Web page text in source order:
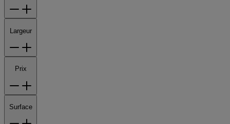
Largeur
Prix
Surface